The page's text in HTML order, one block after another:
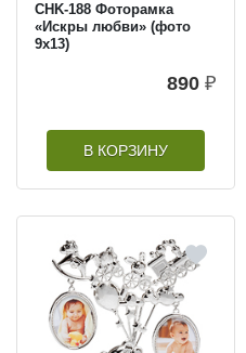
CHK-188 Фоторамка
«Искры любви» (фото
9х13)
890 ₽
В КОРЗИНУ